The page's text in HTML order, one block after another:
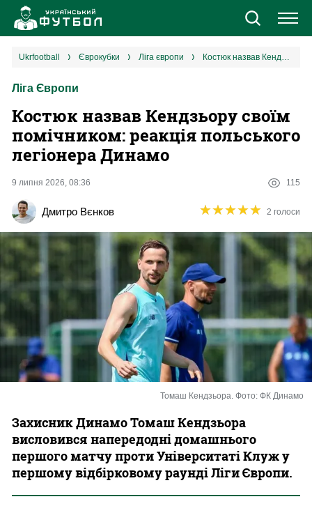
Новини
Єврокубки
УПЛ
2 ліга
Різне
Букмекери
Казино
ukrfootball єврокубки ліга європи Костюк назвав Кендзьору своїм помічником: реакція польського легіонера Динамо
Ліга Європи
Костюк назвав Кендзьору своїм
помічником: реакція польського
легіонера Динамо
9 липня 2026, 08:36 115
Дмитро Вєнков ★★★★★
★★★★★ 2 голоси
Томаш Кендзьора. Фото: ФК Динамо
Захисник Динамо Томаш Кендзьора
висловився напередодні домашнього
першого матчу проти Університаті Клуж у
першому відбірковому раунді Ліги Європи.